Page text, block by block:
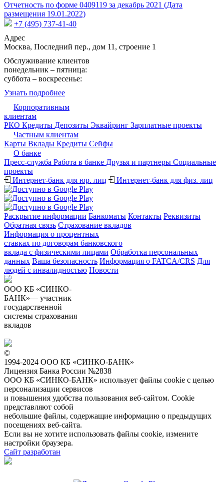
Отчетность по форме 0409119 за декабрь 2021 (Дата
размещения 19.01.2022)
+7 (495) 737-41-40
Адрес
Москва, Последний пер., дом 11, строение 1
Обслуживание клиентов
понедельник – пятница:
суббота – воскресенье:
Узнать подробнее
Корпоративным
клиентам
РКО Кредиты Депозиты Эквайринг Зарплатные проекты
Частным клиентам
Карты Вклады Кредиты Сейфы
О банке
Пресс-служба Работа в банке Друзья и партнеры Cоциальные
проекты
Интернет-банк для юр. лиц
Интернет-банк для физ. лиц
Раскрытие информации Банкоматы Контакты Реквизиты
Обратная связь Страхование вкладов
Информация о процентных
ставках по договорам банковского
вклада с физическими лицами Обработка персональных
данных Ваша безопасность Информация о FATCA/CRS Для
людей с инвалидностью Новости
ООО КБ «СИНКО-
БАНК»— участник
государственной
системы страхования
вкладов
©
1994-2024 ООО КБ «СИНКО-БАНК»
Лицензия Банка России №2838
ООО КБ «СИНКО-БАНК» использует файлы cookie с целью
персонализации сервисов
и повышения удобства пользования веб-сайтом. Cookie
представляют собой
небольшие файлы, содержащие информацию о предыдущих
посещениях веб-сайта.
Если вы не хотите использовать файлы cookie, измените
настройки браузера.
Сайт разработан